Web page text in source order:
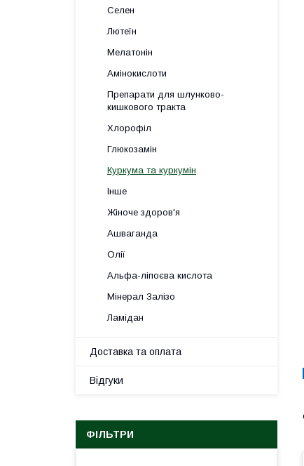
Селен
Лютеїн
Мелатонін
Амінокислоти
Препарати для шлунково-
кишкового тракта
Хлорофіл
Глюкозамін
Куркума та куркумін
Інше
Жіноче здоров'я
Ашваганда
Олії
Альфа-ліпоєва кислота
Мінерал Залізо
Ламідан
Доставка та оплата
Відгуки
ФІЛЬТРИ